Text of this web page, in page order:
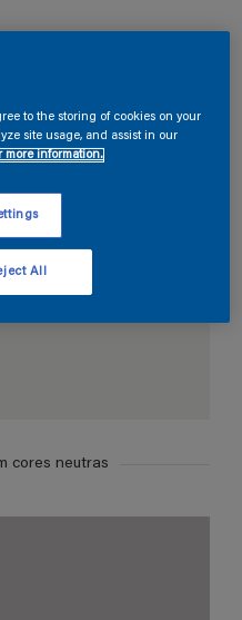
cores neutras
to the storing of cookies on your
site usage, and assist in our
more information.
All